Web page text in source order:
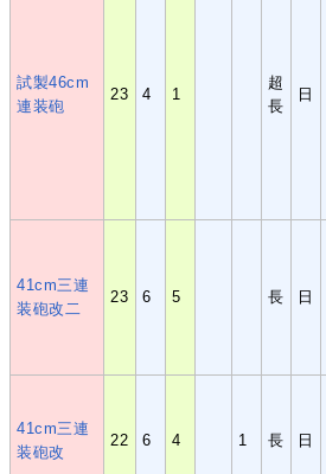
試製46cm
連装砲
23 4 1
超
長
日
41cm三連
装砲改二
23 6 5 長 日
41cm三連
装砲改
22 6 4 1 長 日